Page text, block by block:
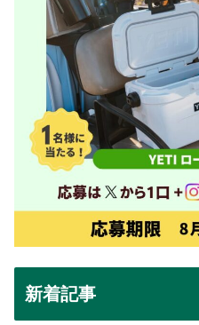
新着記事